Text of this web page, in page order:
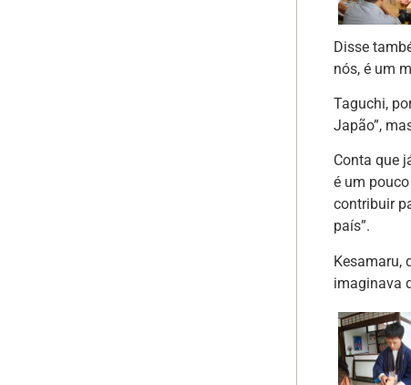
Disse
nós, é um
Taguchi,
Japão”,
Conta que
é um
contribuir
país”.
Kesamaru,
imaginava